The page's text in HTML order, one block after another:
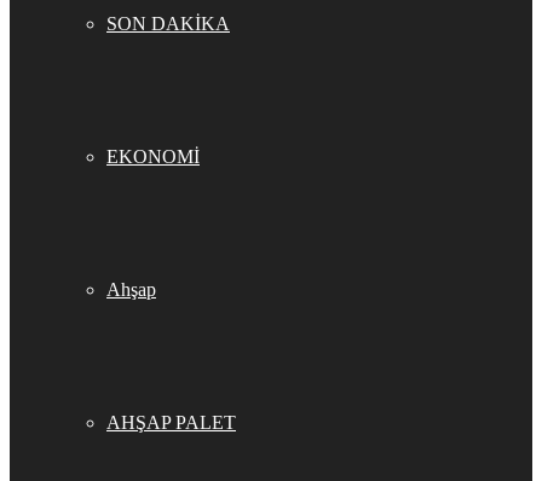
SON DAKİKA
EKONOMİ
Ahşap
AHŞAP PALET